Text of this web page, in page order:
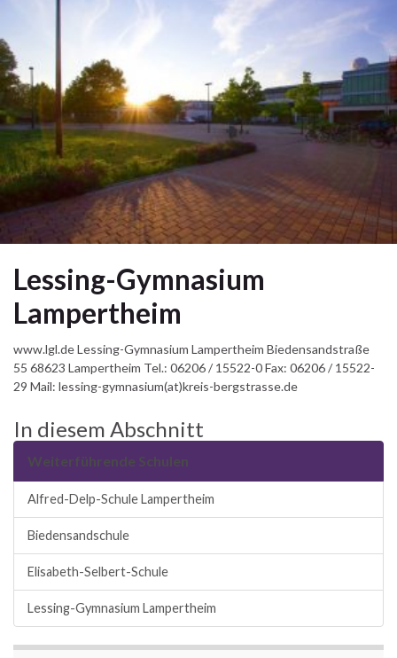
Lessing-Gymnasium
Lampertheim
www.lgl.de Lessing-Gymnasium Lampertheim Biedensandstraße
55 68623 Lampertheim Tel.: 06206 / 15522-0 Fax: 06206 / 15522-
29 Mail: lessing-gymnasium(at)kreis-bergstrasse.de
In diesem Abschnitt
Weiterführende Schulen
Alfred-Delp-Schule Lampertheim
Biedensandschule
Elisabeth-Selbert-Schule
Lessing-Gymnasium Lampertheim